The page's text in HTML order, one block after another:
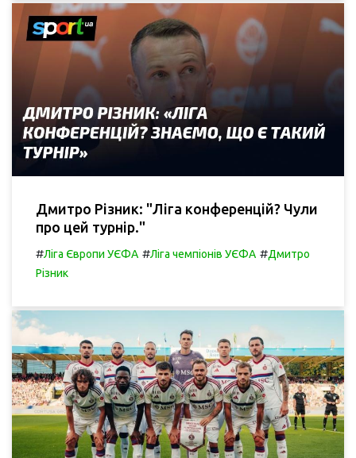
Дмитро Різник: "Ліга конференцій? Чули
про цей турнір."
#Ліга Європи УЄФА #Ліга чемпіонів УЄФА #Дмитро
Різник